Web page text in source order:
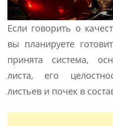
Если говорить о
вы планируете
принята система,
листа, его
листьев и почек в